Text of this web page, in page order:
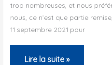
trop nombreuses, et nous
nous, ce n’est que partie
11 septembre 2021 pour
Annulation
Lire la suite »